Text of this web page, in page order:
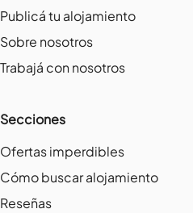
Publicá tu alojamiento
Sobre nosotros
Trabajá con nosotros
Secciones
Ofertas imperdibles
Cómo buscar alojamiento
Reseñas